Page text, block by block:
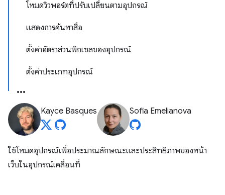
โหมดวิวพอร์ตที่ปรับเปลี่ยนตามอุปกรณ์
แสดงการค้นหาสื่อ
ตั้งค่าอัตราส่วนพิกเซลของอุปกรณ์
ตั้งค่าประเภทอุปกรณ์
Kayce Basques Sofia Emelianova
ใช้โหมดอุปกรณ์เพื่อประมาณลักษณะและประสิทธิภาพของหน้า
เว็บในอุปกรณ์เคลื่อนที่